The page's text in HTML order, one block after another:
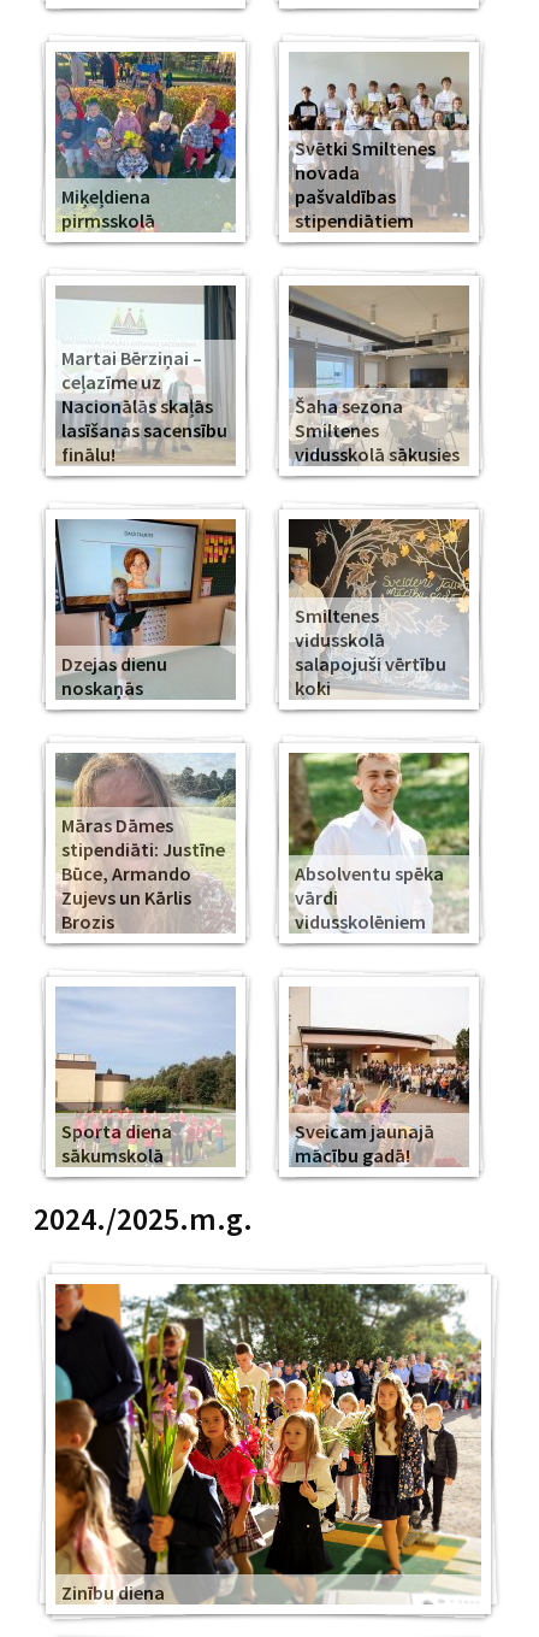
Miķeļdiena
pirmsskolā
Svētki Smiltenes
novada
pašvaldības
stipendiātiem
Martai Bērziņai –
ceļazīme uz
Nacionālās skaļās
lasīšanas sacensību
finālu!
Šaha sezona
Smiltenes
vidusskolā sākusies
Dzejas dienu
noskaņās
Smiltenes
vidusskolā
salapojuši vērtību
koki
Māras Dāmes
stipendiāti: Justīne
Būce, Armando
Zujevs un Kārlis
Brozis
Absolventu spēka
vārdi
vidusskolēniem
Sporta diena
sākumskolā
Sveicam jaunajā
mācību gadā!
2024./2025.m.g.
Zinību diena